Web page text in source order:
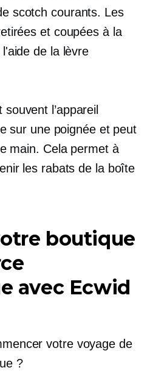
scotch courants. Les
et coupées à la
de la lèvre
l’appareil
sur une poignée et peut
main. Cela permet à
les rabats de la boîte
boutique
avec Ecwid
votre voyage de
?